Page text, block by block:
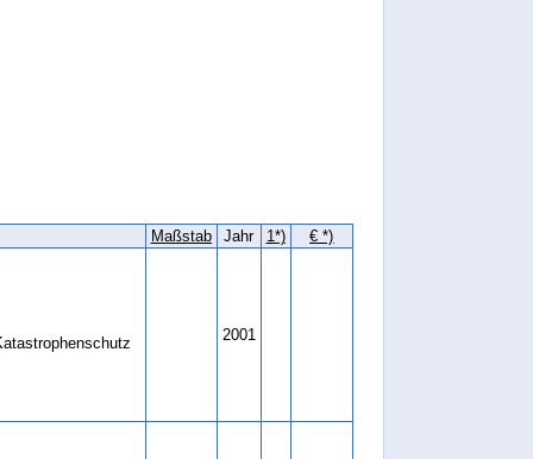
Maßstab Jahr 1*) € *)
2001